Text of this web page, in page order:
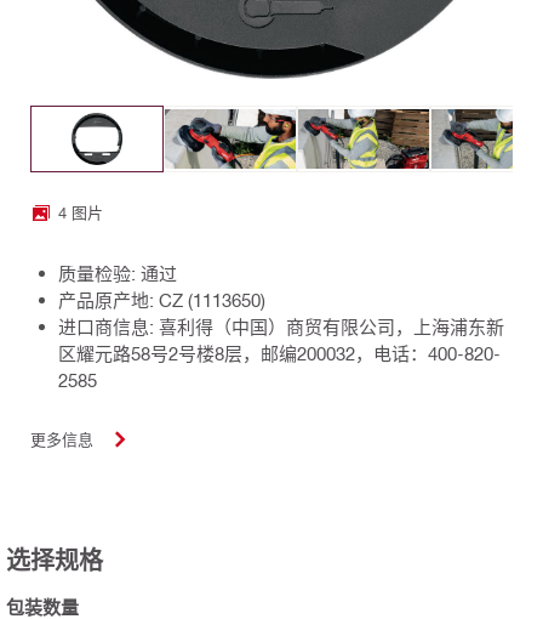
4 图片
质量检验: 通过
产品原产地: CZ (1113650)
进口商信息: 喜利得（中国）商贸有限公司，上海浦东新
区耀元路58号2号楼8层，邮编200032，电话：400-820-
2585
更多信息
选择规格
包装数量